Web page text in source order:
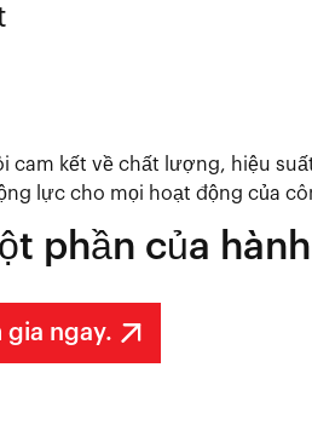
cam kết về chất lượng, hiệu
lực cho mọi hoạt động của
phần của
gia ngay.